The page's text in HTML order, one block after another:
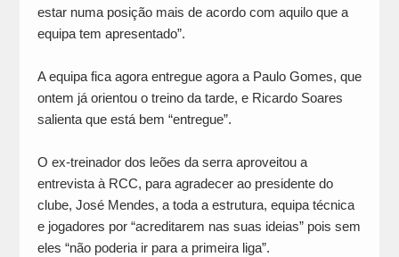
estar numa posição mais de acordo com aquilo que a
equipa tem apresentado”.
A equipa fica agora entregue agora a Paulo Gomes, que
ontem já orientou o treino da tarde, e Ricardo Soares
salienta que está bem “entregue”.
O ex-treinador dos leões da serra aproveitou a
entrevista à RCC, para agradecer ao presidente do
clube, José Mendes, a toda a estrutura, equipa técnica
e jogadores por “acreditarem nas suas ideias” pois sem
eles “não poderia ir para a primeira liga”.